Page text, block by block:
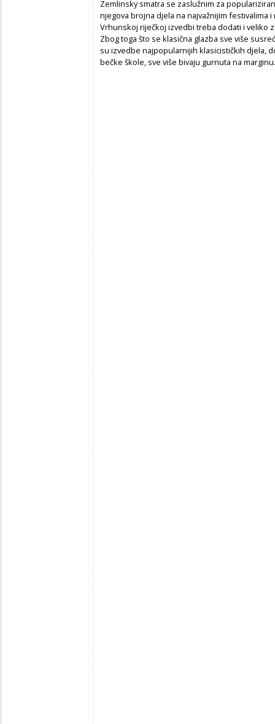
Zemlinsky smatra se zaslužnim za
njegova brojna djela na najvažnijim festivalima
Vrhunskoj riječkoj izvedbi treba dodati i veliko
Zbog toga što se klasična glazba sve više
su izvedbe najpopularnijih klasicističkih djela,
bečke škole, sve više bivaju gurnuta na marginu.